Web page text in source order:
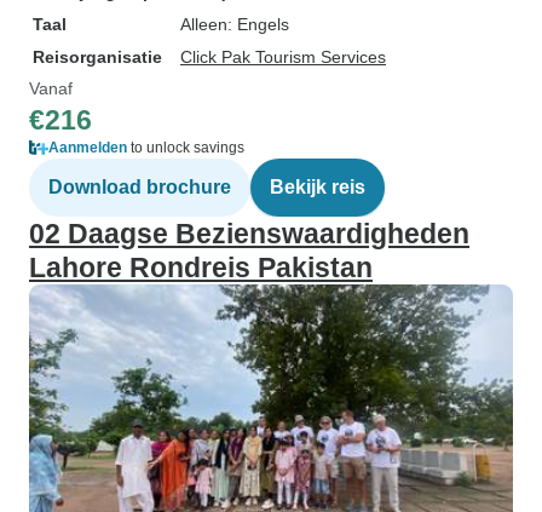
Taal
Alleen: Engels
Reisorganisatie
Click Pak Tourism Services
Vanaf
€216
Aanmelden to unlock savings
Download brochure Bekijk reis
02 Daagse Bezienswaardigheden
Lahore Rondreis Pakistan